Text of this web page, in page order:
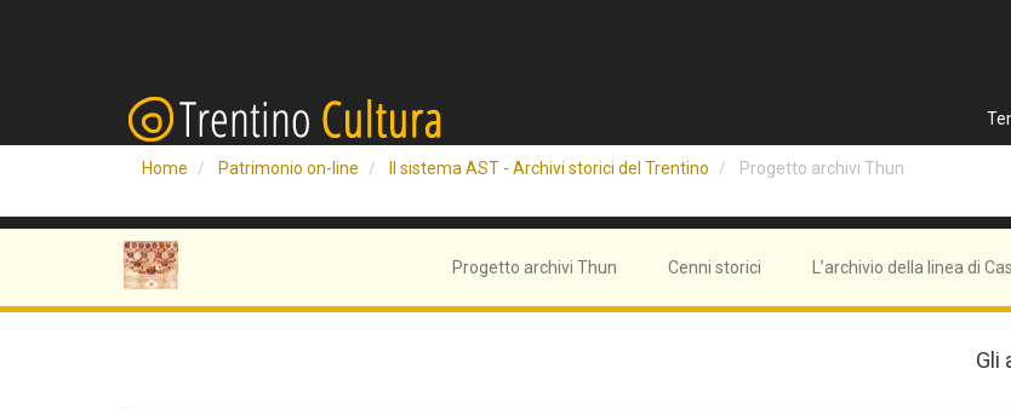
Home Patrimonio on-line Il sistema AST - Archivi storici del Trentino Progetto archivi Thun
Progetto archivi Thun Cenni storici L’archivio della linea di
Gli